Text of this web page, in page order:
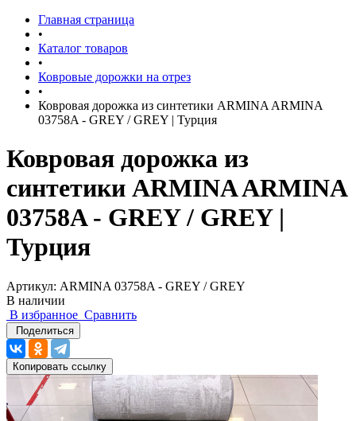
Главная страница
•
Каталог товаров
•
Ковровые дорожки на отрез
•
Ковровая дорожка из синтетики ARMINA ARMINA
03758A - GREY / GREY | Турция
Ковровая дорожка из
синтетики ARMINA ARMINA
03758A - GREY / GREY |
Турция
Артикул: ARMINA 03758A - GREY / GREY
В наличии
В избранное Сравнить
Поделиться
Копировать ссылку